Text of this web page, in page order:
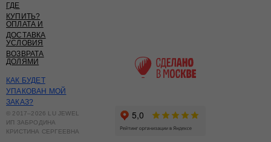
© 2017–2026 LU JEWEL
ИП ЗАБРОДИНА
КРИСТИНА СЕРГЕЕВНА
ОПЛАТА И
ДОСТАВКА
УСЛОВИЯ
ВОЗВРАТА
ГДЕ
КУПИТЬ?
КАК БУДЕТ
УПАКОВАН МОЙ
ЗАКАЗ?
ДОЛЯМИ